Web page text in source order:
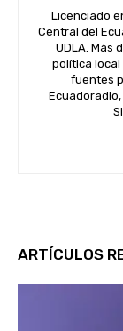
Licenciado
Central del
UDLA. Más
política local
fuentes
Ecuadoradio,
ARTÍCULOS